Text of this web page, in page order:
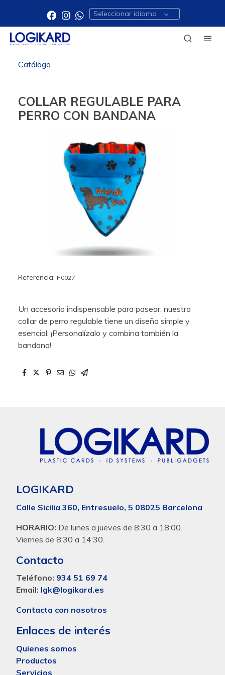
Seleccionar idioma
Catálogo
COLLAR REGULABLE PARA
PERRO CON BANDANA
Referencia: P0027
Un accesorio indispensable para pasear, nuestro
collar de perro regulable tiene un diseño simple y
esencial. ¡Personalízalo y combina también la
bandana!
LOGIKARD
Calle Sicilia 360, Entresuelo, 5 08025 Barcelona
HORARIO: De lunes a jueves de 8:30 a 18:00.
Viernes de 8:30 a 14:30.
Contacto
Teléfono: 934 51 69 74
Email: lgk@logikard.es
Contacta con nosotros
Enlaces de interés
Quienes somos
Productos
Servicios